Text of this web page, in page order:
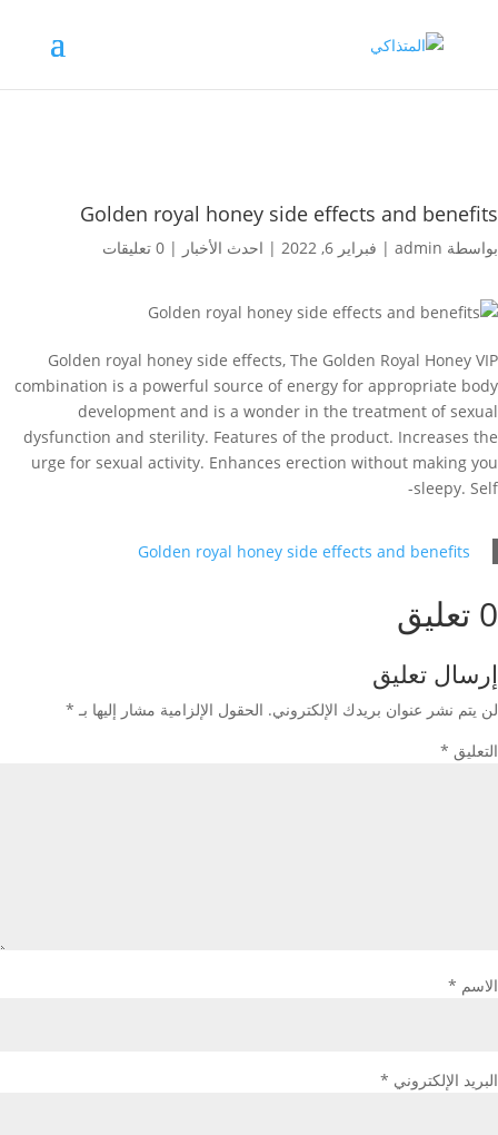
Golden royal honey side effects and benefits
بواسطة admin
| فبراير 6, 2022 | احدث الأخبار | 0 تعليقات
Golden royal honey side effects, The Golden Royal Honey VIP
combination is a powerful source of energy for appropriate body
development and is a wonder in the treatment of sexual
dysfunction and sterility. Features of the product. Increases the
urge for sexual activity. Enhances erection without making you
sleepy. Self-
Golden royal honey side effects and benefits
0 تعليق
إرسال تعليق
لن يتم نشر عنوان بريدك الإلكتروني. الحقول الإلزامية مشار إليها بـ *
التعليق *
الاسم *
البريد الإلكتروني *